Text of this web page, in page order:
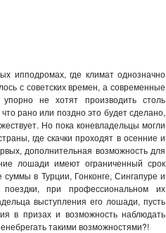
ипподромах, где климат однозначно
с советских времен, а современные
не хотят производить столь
рано или поздно это будет сделано,
Но пока коневладельцы могли
где скачки проходят в осенние и
дополнительная возможность для
лошади имеют ограниченный срок
в Турции, Гонконге, Сингапуре и
при профессиональном их
выступления его лошади, пусть
в призах и возможность наблюдать
такими возможностями?!